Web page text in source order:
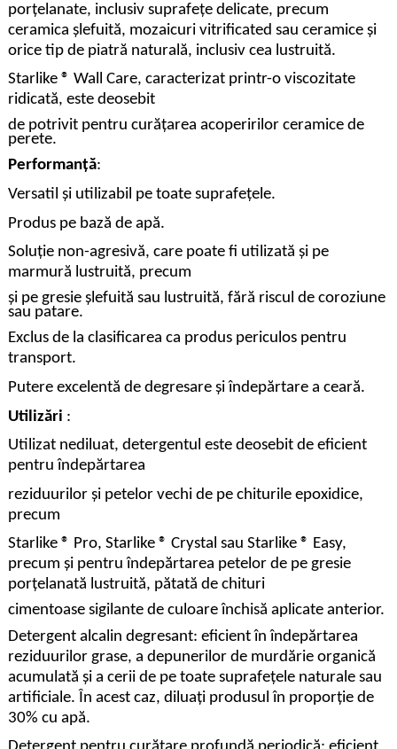
porțelanate, inclusiv suprafețe delicate, precum
ceramica șlefuită, mozaicuri vitrificated sau ceramice și
orice tip de piatră naturală, inclusiv cea lustruită.
Starlike ® Wall Care, caracterizat printr-o viscozitate
ridicată, este deosebit
de potrivit pentru curățarea acoperirilor ceramice de
perete.
Performanță:
Versatil și utilizabil pe toate suprafețele.
Produs pe bază de apă.
Soluție non-agresivă, care poate fi utilizată și pe
marmură lustruită, precum
și pe gresie șlefuită sau lustruită, fără riscul de coroziune
sau patare.
Exclus de la clasificarea ca produs periculos pentru
transport.
Putere excelentă de degresare și îndepărtare a ceară.
Utilizări :
Utilizat nediluat, detergentul este deosebit de eficient
pentru îndepărtarea
reziduurilor și petelor vechi de pe chiturile epoxidice,
precum
Starlike ® Pro, Starlike ® Crystal sau Starlike ® Easy,
precum și pentru îndepărtarea petelor de pe gresie
porțelanată lustruită, pătată de chituri
cimentoase sigilante de culoare închisă aplicate anterior.
Detergent alcalin degresant: eficient în îndepărtarea
reziduurilor grase, a depunerilor de murdărie organică
acumulată și a cerii de pe toate suprafețele naturale sau
artificiale. În acest caz, diluați produsul în proporție de
30% cu apă.